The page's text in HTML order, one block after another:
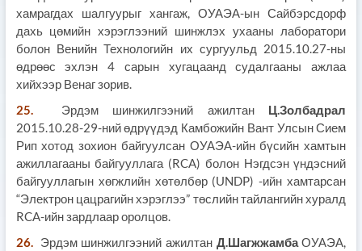
хамрагдах шалгуурыг хангаж, ОУАЭА-ын Сайбэрсдорф
дахь цөмийн хэрэглээний шинжлэх ухааны лаборатори
болон Венийн Технологийн их сургуульд 2015.10.27-ны
өдрөөс эхлэн 4 сарын хугацаанд судалгааны ажлаа
хийхээр Венаг зорив.
25.Эрдэм шинжилгээний ажилтан Ц.Золбадрал
2015.10.28-29-ний өдрүүдэд Камбожийн Вант Улсын Сием
Рип хотод зохион байгуулсан ОУАЭА-ийн бүсийн хамтын
ажиллагааны байгууллага (RCA) болон Нэгдсэн үндэсний
байгууллагын хөгжлийн хөтөлбөр (UNDP) -ийн хамтарсан
“Электрон цацрагийн хэрэглээ” төслийн тайлангийн хуралд
RCA-ийн зардлаар оролцов.
26.Эрдэм шинжилгээний ажилтан Д.ШагжжамбаОУАЭА,